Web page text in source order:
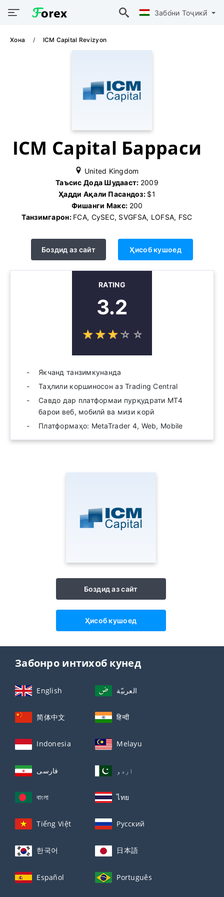
Забо́ни Тоҷикӣ́
Хона ICM Capital Revizyon
ICM Capital Барраси
United Kingdom
Таъсис Дода Шудааст: 2009
Ҳадди Ақали Пасандоз: $1
Фишанги Макс: 200
Танзимгарон: FCA, CySEC, SVGFSA, LOFSA, FSC
Боздид аз сайт Ҳисоб кушоед
RATING
3.2
☆☆☆☆ ☆
★★★★ ★
Якчанд танзимкунанда
Таҳлили коршиносон аз Trading Central
Савдо дар платформаи пурқудрати MT4
барои веб, мобилӣ ва мизи корӣ
Платформаҳо: MetaTrader 4, Web, Mobile
Боздид аз сайт
Ҳисоб кушоед
Забонро интихоб кунед
English العربيّة
简体中文 हिन्दी
Indonesia Melayu
فارسی اردو
বাংলা ไทย
Tiếng Việt Русский
한국어 日本語
Español Português